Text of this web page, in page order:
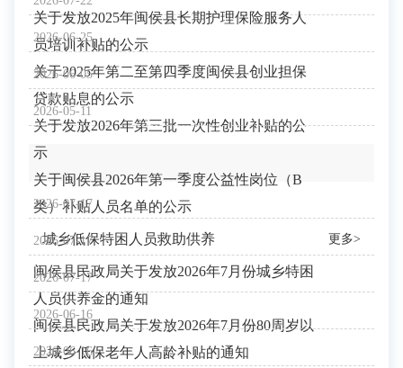
关于发放2025年闽侯县长期护理保险服务人
员培训补贴的公示
2026-06-25
关于2025年第二至第四季度闽侯县创业担保
贷款贴息的公示
2026-06-05
关于发放2026年第三批一次性创业补贴的公
示
2026-05-11
关于闽侯县2026年第一季度公益性岗位（B
类）补贴人员名单的公示
城乡低保特困人员救助供养 更多>
2026-07-17
闽侯县民政局关于发放2026年7月份城乡特困
人员供养金的通知
2026-07-17
闽侯县民政局关于发放2026年7月份80周岁以
上城乡低保老年人高龄补贴的通知
2026-07-17
2026-06-16
2026-06-16